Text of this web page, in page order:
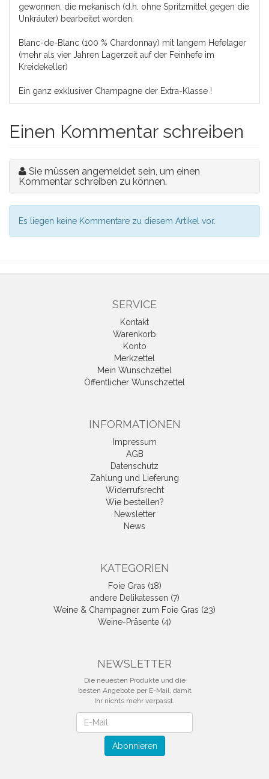
gewonnen, die mekanisch (d.h. ohne Spritzmittel gegen die
Unkräuter) bearbeitet worden.
Blanc-de-Blanc (100 % Chardonnay) mit langem Hefelager
(mehr als vier Jahren Lagerzeit auf der Feinhefe im
Kreidekeller)
Ein ganz exklusiver Champagne der Extra-Klasse !
Einen Kommentar schreiben
Sie müssen angemeldet sein, um einen
Kommentar schreiben zu können.
Es liegen keine Kommentare zu diesem Artikel vor.
SERVICE
Kontakt
Warenkorb
Konto
Merkzettel
Mein Wunschzettel
Öffentlicher Wunschzettel
INFORMATIONEN
Impressum
AGB
Datenschutz
Zahlung und Lieferung
Widerrufsrecht
Wie bestellen?
Newsletter
News
KATEGORIEN
Foie Gras (18)
andere Delikatessen (7)
Weine & Champagner zum Foie Gras (23)
Weine-Präsente (4)
NEWSLETTER
Die neuesten Produkte und die
besten Angebote per E-Mail, damit
Ihr nichts mehr verpasst.
Abonnieren